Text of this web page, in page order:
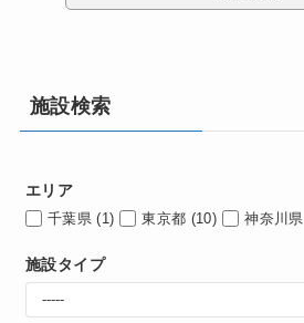
施設検索
エリア
千葉県 (1) 東京都 (10) 神奈川県
施設タイプ